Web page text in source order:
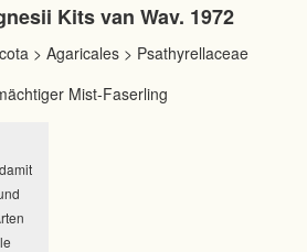
Kits van Wav. 1972
> Agaricales > Psathyrellaceae
Mist-Faserling